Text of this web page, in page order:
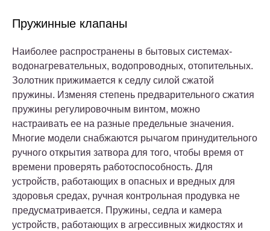
Пружинные клапаны
Наиболее распространены в бытовых системах-
водонагревательных, водопроводных, отопительных.
Золотник прижимается к седлу силой сжатой
пружины. Изменяя степень предварительного сжатия
пружины регулировочным винтом, можно
настраивать ее на разные предельные значения.
Многие модели снабжаются рычагом принудительного
ручного открытия затвора для того, чтобы время от
времени проверять работоспособность. Для
устройств, работающих в опасных и вредных для
здоровья средах, ручная контрольная продувка не
предусматривается. Пружины, седла и камера
устройств, работающих в агрессивных жидкостях и